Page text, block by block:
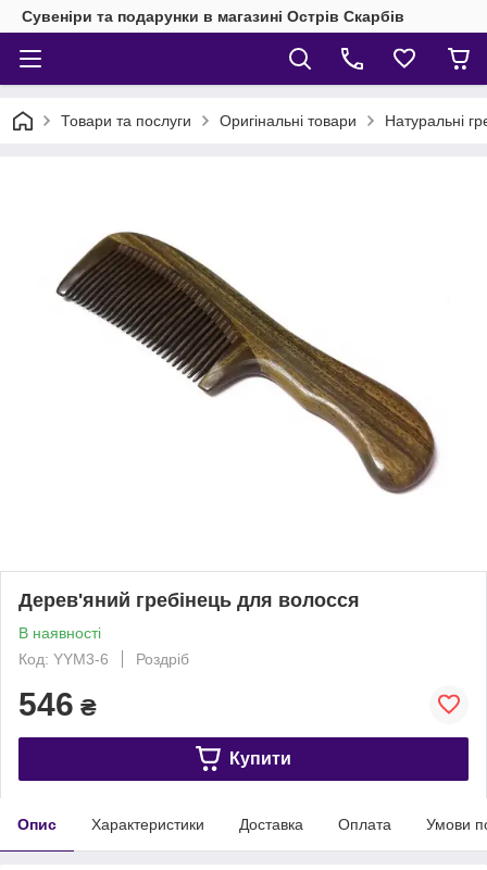
Сувеніри та подарунки в магазині Острів Скарбів
Товари та послуги Оригінальні товари Натуральні
Дерев'яний гребінець для волосся
В наявності
Код: YYM3-6
Роздріб
546 ₴
Купити
Опис Характеристики Доставка Оплата Умови